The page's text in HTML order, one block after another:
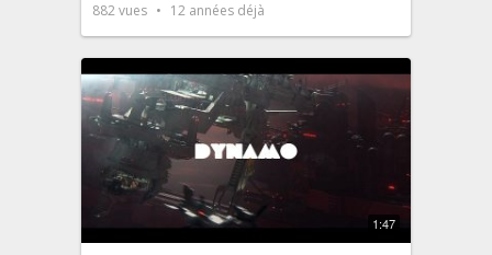
882vues 12 années déjà
1:47